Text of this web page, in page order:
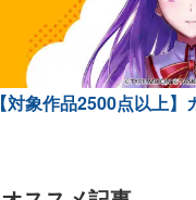
【対象作品2500点以上